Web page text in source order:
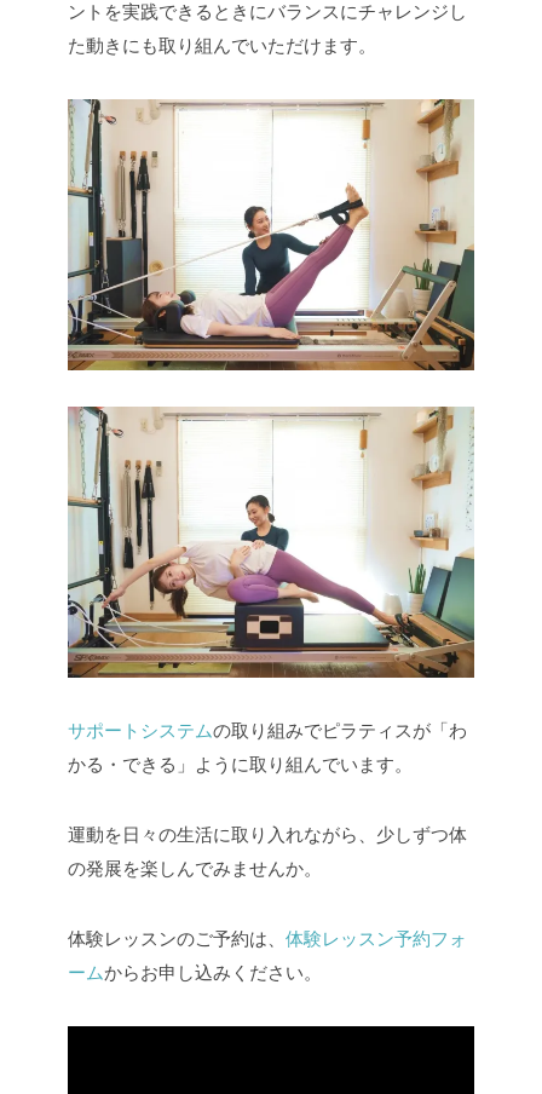
ントを実践できるときにバランスにチャレンジし
た動きにも取り組んでいただけます。
サポートシステムの取り組みでピラティスが「わ
かる・できる」ように取り組んでいます。
運動を日々の生活に取り入れながら、少しずつ体
の発展を楽しんでみませんか。
体験レッスンのご予約は、 体験レッスン予約フォ
ームからお申し込みください。